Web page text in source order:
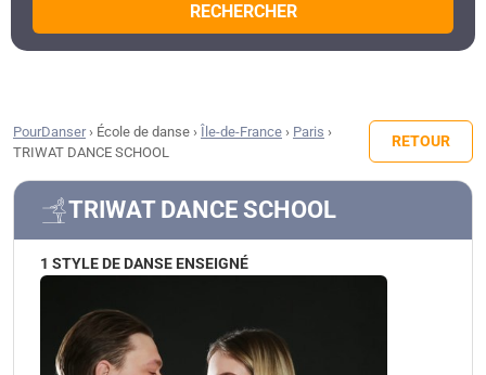
RECHERCHER
PourDanser› École de danse › Île-de-France › Paris ›
TRIWAT DANCE SCHOOL
RETOUR
TRIWAT DANCE SCHOOL
1 STYLE DE DANSE ENSEIGNÉ